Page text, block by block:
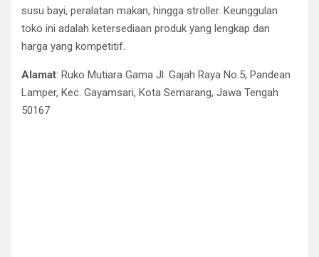
susu bayi, peralatan makan, hingga stroller. Keunggulan
toko ini adalah ketersediaan produk yang lengkap dan
harga yang kompetitif.
Alamat: Ruko Mutiara Gama Jl. Gajah Raya No.5, Pandean
Lamper, Kec. Gayamsari, Kota Semarang, Jawa Tengah
50167